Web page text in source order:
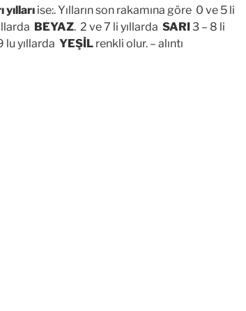
ise:. Yılların son rakamına göre 0 ve 5 li
BEYAZ. 2 ve 7 li yıllarda SARI3 – 8 li
lu yıllarda YEŞİL renkli olur. – alıntı